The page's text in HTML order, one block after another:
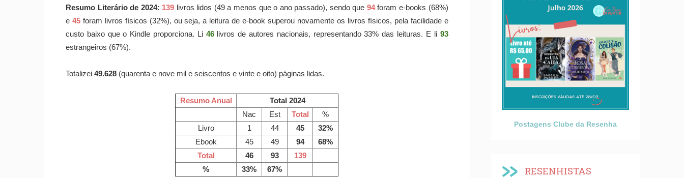
Resumo Literário de 2024: 139 livros lidos (49 a menos que o ano passado), sendo que 94foram e-books (68%)
e 45foram livros físicos (32%), ou seja, a leitura de e-book superou novamente os livros físicos, pela facilidade e
custo baixo que o Kindle proporciona. Li 46livros de autores nacionais, representando 33% das leituras. E li 93
estrangeiros (67%).
Totalizei 49.628 (quarenta e nove mil e seiscentos e vinte e oito) páginas lidas.
Resumo Anual
Total 2024
Nac
Est Total
%
Livro
1 44 45
32%
Ebook
45 49 94
68%
Total
46 93
139
%
33% 67%
Postagens Clube da Resenha
RESENHISTAS